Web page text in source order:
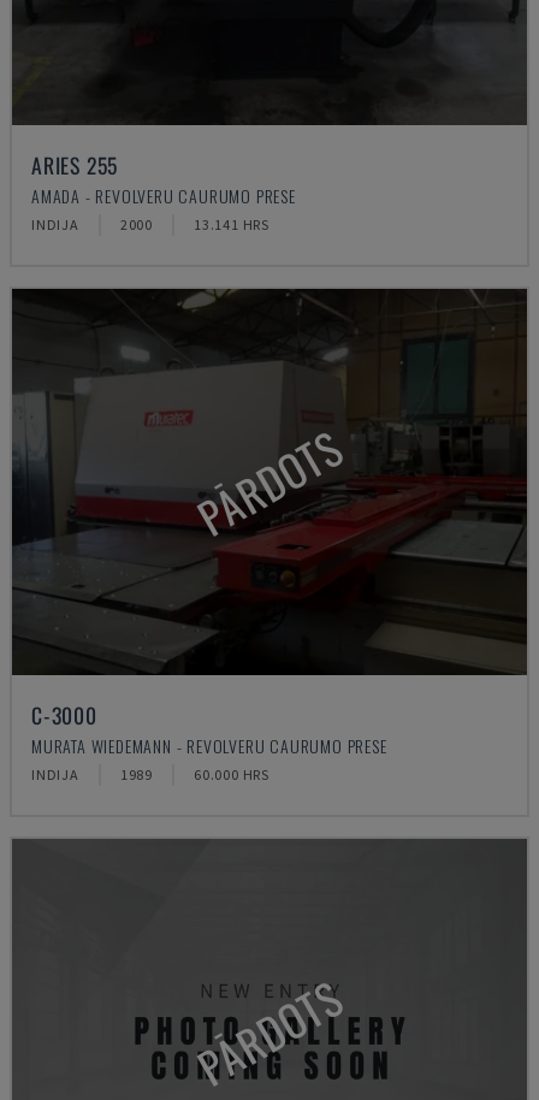
ARIES 255
AMADA - REVOLVERU CAURUMO PRESE
INDIJA 2000 13.141 HRS
PĀRDOTS
C-3000
MURATA WIEDEMANN - REVOLVERU CAURUMO PRESE
INDIJA 1989 60.000 HRS
PĀRDOTS